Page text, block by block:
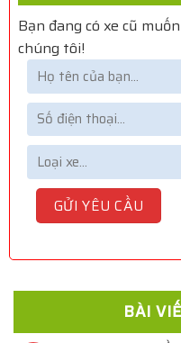
Bạn đang có xe cũ
chúng tôi!
BÀI